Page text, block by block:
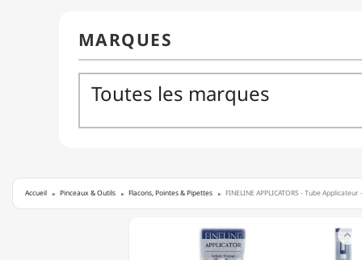
Accueil Pinceaux & Outils Flacons, Pointes & Pipettes FINELINE APPLICATORS - Tube
